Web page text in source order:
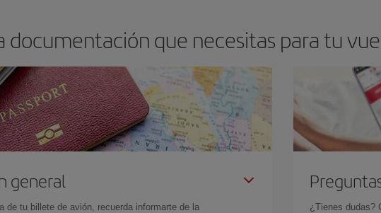
documentación que necesitas para tu
general
de tu billete de avión, recuerda informarte de la
¿Tienes dudas?